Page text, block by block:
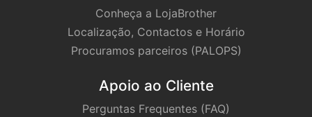
Conheça a LojaBrother
Localização, Contactos e Horário
Procuramos parceiros (PALOPS)
Apoio ao Cliente
Perguntas Frequentes (FAQ)